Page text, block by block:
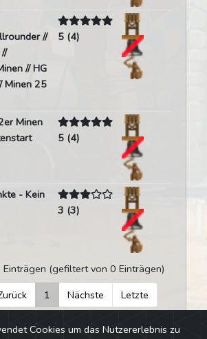
//
// HG
Minen 25
5 (4)
Minen
5 (4)
- Kein
3 (3)
(gefiltert von 0 Einträgen)
1 Nächste Letzte
Cookies um das Nutzererlebnis zu